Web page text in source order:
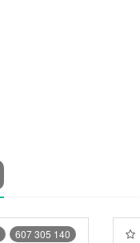
607 305 140